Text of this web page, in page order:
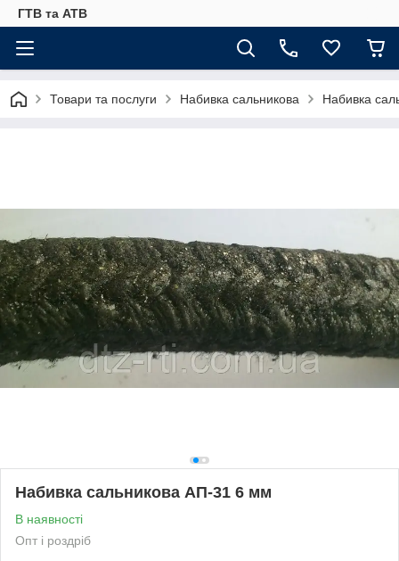
ГТВ та АТВ
Товари та послуги Набивка сальникова Набивка
Набивка сальникова АП-31 6 мм
В наявності
Опт і роздріб